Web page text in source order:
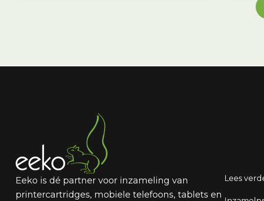
Eeko is dé partner voor inzameling van
printercartridges, mobiele telefoons, tablets en
Lees